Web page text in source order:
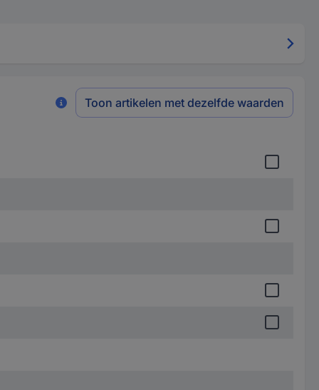
Toon artikelen met dezelfde waarden